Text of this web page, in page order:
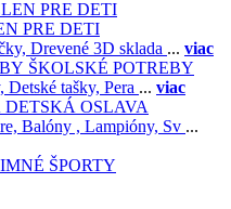
PRE DETI
Drevené 3D sklada ... viac
ŠKOLSKÉ POTREBY
Detské tašky, Pera ... viac
DETSKÁ OSLAVA
Balóny , Lampióny, Sv ...
ŠPORTY